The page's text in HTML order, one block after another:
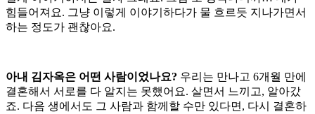
힘들어져요. 그냥 이렇게 이야기하다가 물 흐르듯 지나가면서
하는 정도가 괜찮아요.
아내 김자옥은 어떤 사람이었나요? 우리는 만나고 6개월 만에
결혼해서 서로를 다 알지는 못했어요. 살면서 느끼고, 알아갔
죠. 다음 생에서도 그 사람과 함께할 수만 있다면, 다시 결혼하